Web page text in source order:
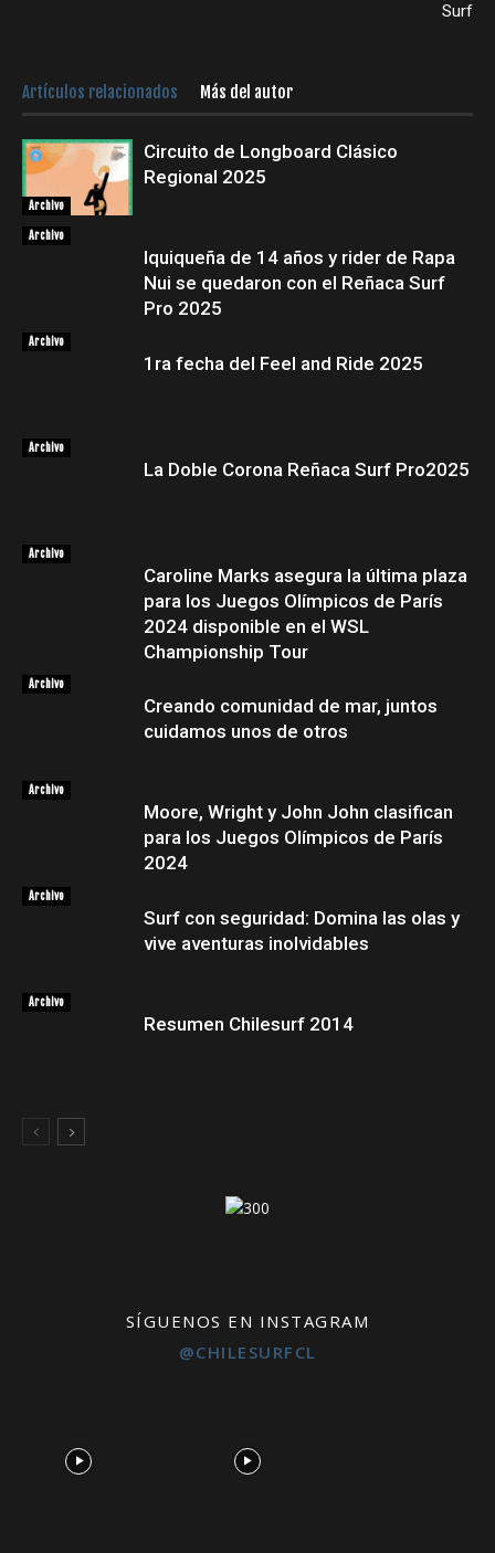
Surf
Artículos relacionados Más del autor
Archivo
Circuito de Longboard Clásico
Regional 2025
Archivo
Iquiqueña de 14 años y rider de Rapa
Nui se quedaron con el Reñaca Surf
Pro 2025
Archivo
1ra fecha del Feel and Ride 2025
Archivo
La Doble Corona Reñaca Surf Pro2025
Archivo
Caroline Marks asegura la última plaza
para los Juegos Olímpicos de París
2024 disponible en el WSL
Championship Tour
Archivo
Creando comunidad de mar, juntos
cuidamos unos de otros
Archivo
Moore, Wright y John John clasifican
para los Juegos Olímpicos de París
2024
Archivo
Surf con seguridad: Domina las olas y
vive aventuras inolvidables
Archivo
Resumen Chilesurf 2014
SÍGUENOS EN INSTAGRAM
@CHILESURFCL